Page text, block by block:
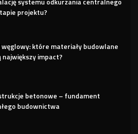
projektu?
węglowy: które materiały budowlane
największy impact?
betonowe – fundament
budownictwa